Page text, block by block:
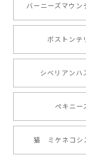
りまして、元
ました。あり
バーニーズマウン
ボストンテ
シベリアンハ
ペキニー
猫 ミケネコシ